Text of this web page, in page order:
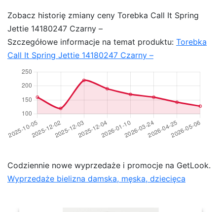
Zobacz historię zmiany ceny Torebka Call It Spring
Jettie 14180247 Czarny –
Szczegółowe informacje na temat produktu: Torebka
Call It Spring Jettie 14180247 Czarny –
Codziennie nowe wyprzedaże i promocje na GetLook.
Wyprzedaże bielizna damska, męska, dziecięca